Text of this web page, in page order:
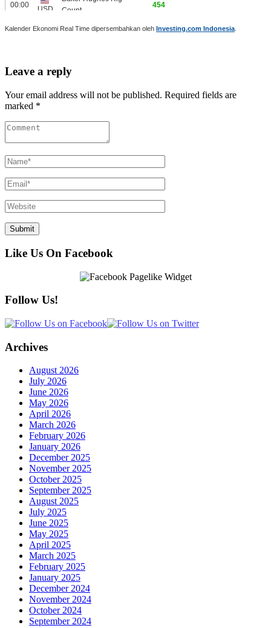
Kalender Ekonomi Real Time dipersembahkan oleh Investing.com Indonesia
Leave a reply
Your email address will not be published. Required fields are
marked *
Like Us On Facebook
Follow Us!
Archives
August 2026
July 2026
June 2026
May 2026
April 2026
March 2026
February 2026
January 2026
December 2025
November 2025
October 2025
September 2025
August 2025
July 2025
June 2025
May 2025
April 2025
March 2025
February 2025
January 2025
December 2024
November 2024
October 2024
September 2024